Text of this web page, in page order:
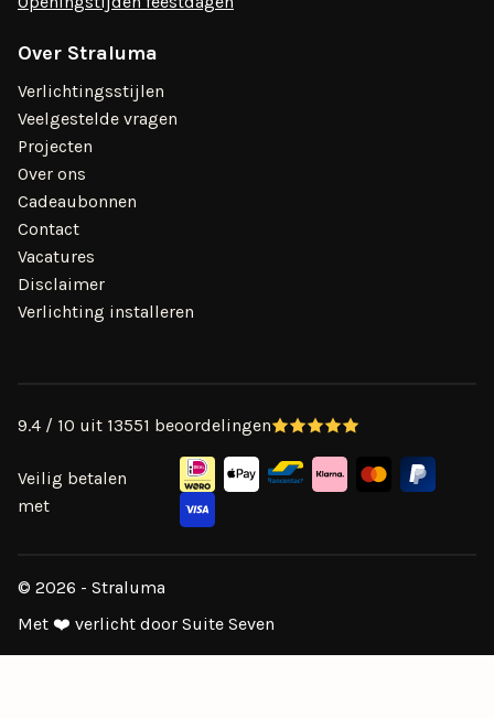
Over Straluma
Verlichtingsstijlen
Veelgestelde vragen
Projecten
Over ons
Cadeaubonnen
Contact
Vacatures
Disclaimer
Verlichting installeren
9.4 / 10 uit 13551 beoordelingen
Veilig betalen
met
© 2026 - Straluma
Met ❤️ verlicht door Suite Seven